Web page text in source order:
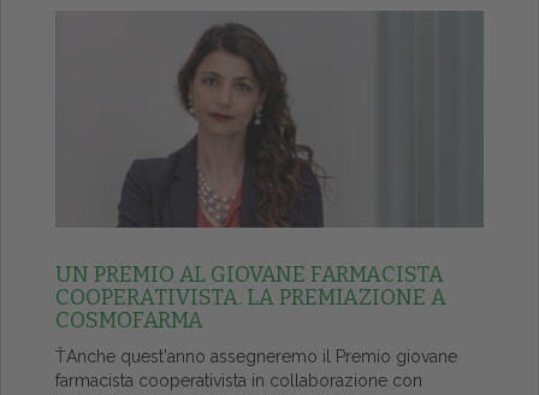
UN PREMIO AL GIOVANE FARMACISTA
COOPERATIVISTA. LA PREMIAZIONE A
COSMOFARMA
ŤAnche quest'anno assegneremo il Premio giovane
farmacista cooperativista in collaborazione con